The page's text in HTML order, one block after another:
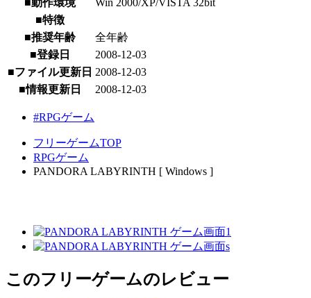
■動作環境
Win 2000/XP/VISTA 32bit
■特徴
■推奨年齢
全年齢
■登録日
2008-12-03
■ファイル更新日 2008-12-03
■情報更新日
2008-12-03
#RPGゲーム
フリーゲームTOP
RPGゲーム
PANDORA LABYRINTH [ Windows ]
このフリーゲームのレビュー